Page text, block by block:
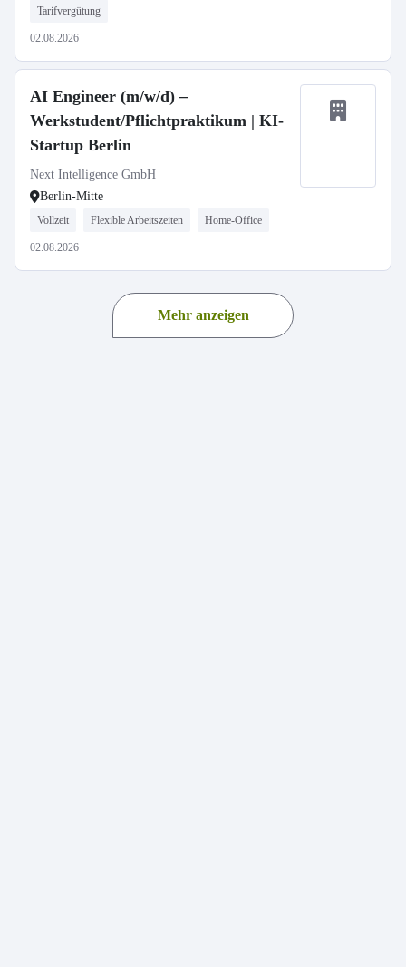
Tarifvergütung
02.08.2026
AI Engineer (m/w/d) –
Werkstudent/Pflichtpraktikum | KI-
Startup Berlin
Next Intelligence GmbH
Berlin-Mitte
Vollzeit Flexible Arbeitszeiten Home-Office
02.08.2026
Mehr anzeigen